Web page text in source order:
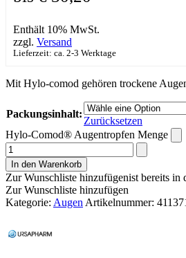
Enthält 10% MwSt.
zzgl. Versand
Lieferzeit: ca. 2-3 Werktage
Mit Hylo-comod gehören trockene
Packungsinhalt:
Zurücksetzen
Hylo-Comod® Augentropfen Menge
In den Warenkorb
Zur Wunschliste hinzufügenist bereits in
Zur Wunschliste hinzufügen
Kategorie: Augen Artikelnummer: